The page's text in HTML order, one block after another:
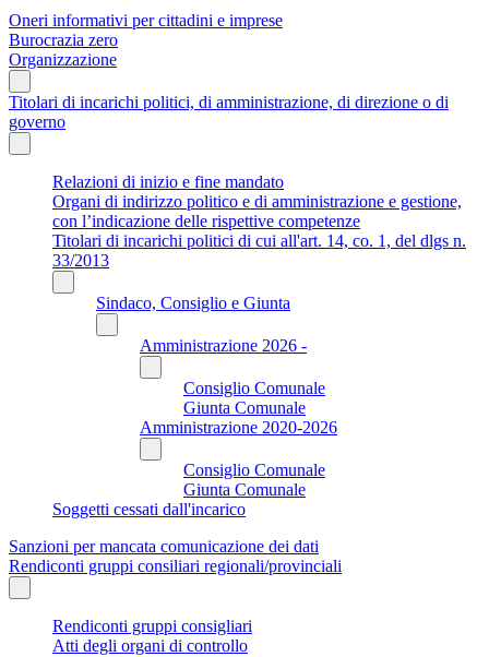
Oneri informativi per cittadini e imprese
Burocrazia zero
Organizzazione
Titolari di incarichi politici, di amministrazione, di direzione o di
governo
Relazioni di inizio e fine mandato
Organi di indirizzo politico e di amministrazione e gestione,
con l’indicazione delle rispettive competenze
Titolari di incarichi politici di cui all'art. 14, co. 1, del dlgs n.
33/2013
Sindaco, Consiglio e Giunta
Amministrazione 2026 -
Consiglio Comunale
Giunta Comunale
Amministrazione 2020-2026
Consiglio Comunale
Giunta Comunale
Soggetti cessati dall'incarico
Sanzioni per mancata comunicazione dei dati
Rendiconti gruppi consiliari regionali/provinciali
Rendiconti gruppi consigliari
Atti degli organi di controllo